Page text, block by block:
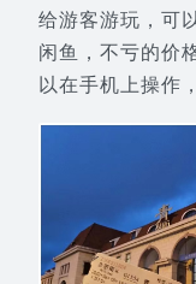
给游客游玩，可
闲鱼，不亏的价
以在手机上操作